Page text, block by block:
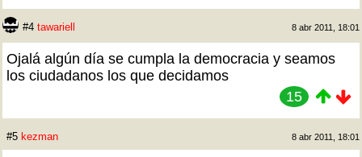
#4 tawariell 8 abr 2011, 18:01
Ojalá algún día se cumpla la democracia y seamos
los ciudadanos los que decidamos
15
#5 kezman 8 abr 2011, 18:01